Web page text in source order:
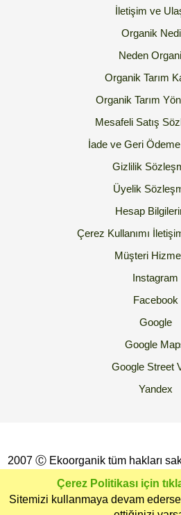
Kategoriler Ekoorganik
İletişim ve
Organik
Neden
Organik Tarım
Organik Tarım
Mesafeli Satış
İade ve Geri Ödeme
Gizlilik
Üyelik
Hesap
Çerez Kullanımı
Müşteri
Instagram
Facebook
Google
Google
Google Street
Yandex
Çerez Politikası için
Sitemizi kullanmaya devam
2007 Ⓒ Ekoorganik tüm hakları
İzinsiz Kopyalanması yada